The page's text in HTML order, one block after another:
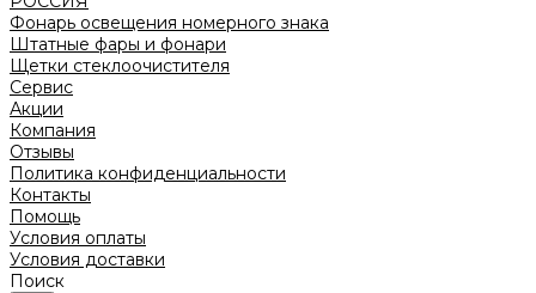
Фонарь освещения номерного знака
Штатные фары и фонари
Щетки стеклоочистителя
Сервис
Акции
Компания
Отзывы
Политика конфиденциальности
Контакты
Помощь
Условия оплаты
Условия доставки
Поиск